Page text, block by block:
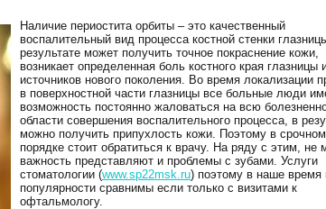
Наличие периостита орбиты – это качественный
воспалительный вид процесса костной стенки
результате может получить точное покраснение кожи,
возникает определенная боль костного края глазницы
источников нового поколения. Во время локализации
в поверхностной части глазницы все больные люди
возможность постоянно жаловаться на всю
области совершения воспалительного процесса, в
можно получить припухлость кожи. Поэтому в срочном
порядке стоит обратиться к врачу. На ряду с этим,
важность представляют и проблемы с зубами. Услуги
стоматологии (www.sp22msk.ru) поэтому в наше время
популярности сравнимы если только с визитами к
офтальмологу.